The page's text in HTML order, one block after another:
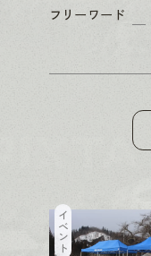
フリーワード
イベント